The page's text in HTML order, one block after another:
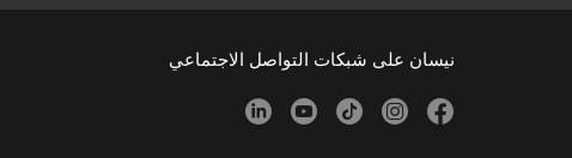
نيسان على شبكات التواصل الاجتماعي
facebook
instagram
tiktok
youtube